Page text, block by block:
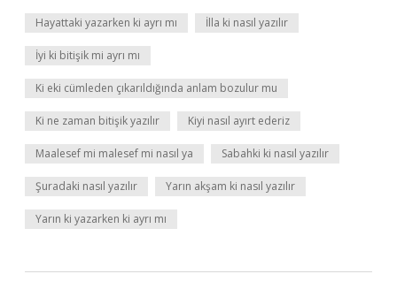
Hayattaki yazarken ki ayrı mı İlla ki nasıl yazılır
İyi ki bitişik mi ayrı mı
Ki eki cümleden çıkarıldığında anlam bozulur mu
Ki ne zaman bitişik yazılır Kiyi nasıl ayırt ederiz
Maalesef mi malesef mi nasıl ya Sabahki ki nasıl yazılır
Şuradaki nasıl yazılır Yarın akşam ki nasıl yazılır
Yarın ki yazarken ki ayrı mı